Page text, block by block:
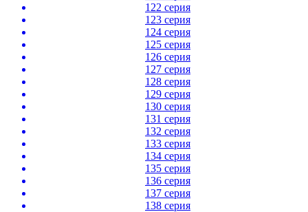
122 серия
123 серия
124 серия
125 серия
126 серия
127 серия
128 серия
129 серия
130 серия
131 серия
132 серия
133 серия
134 серия
135 серия
136 серия
137 серия
138 серия